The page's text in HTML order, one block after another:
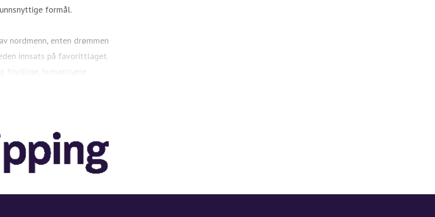
formål.
nordmenn, enten drømmen
innsats på favorittlaget.
frivillige, humanitære
kroner (prisjustert) til
formål.
425 ansatte.